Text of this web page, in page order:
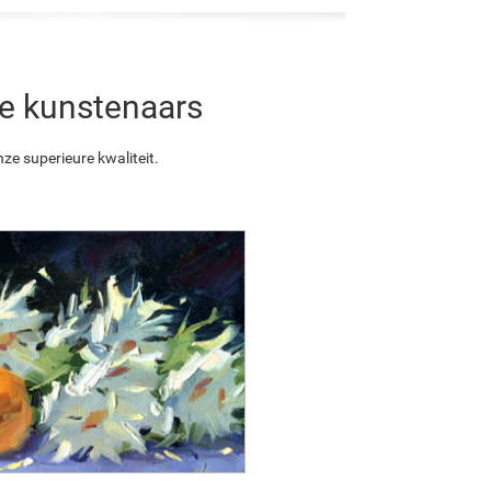
kunstenaars
superieure kwaliteit.